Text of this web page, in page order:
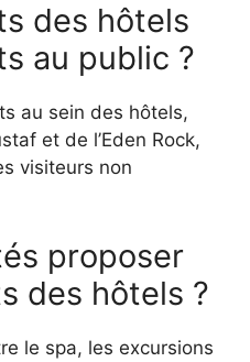
des hôtels
au public ?
au sein des hôtels,
et de l’Eden Rock,
visiteurs non
proposer
des hôtels ?
le spa, les excursions